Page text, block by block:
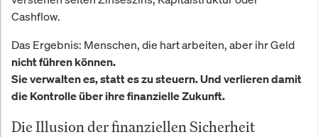
Cashflow.
Das Ergebnis: Menschen, die hart arbeiten, aber ihr Geld
nicht führen können.
Sie verwalten es, statt es zu steuern. Und verlieren damit
die Kontrolle über ihre finanzielle Zukunft.
Die Illusion der finanziellen Sicherheit